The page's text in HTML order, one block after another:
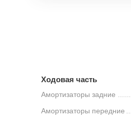
Ходовая часть
Амортизаторы задние
Амортизаторы передние